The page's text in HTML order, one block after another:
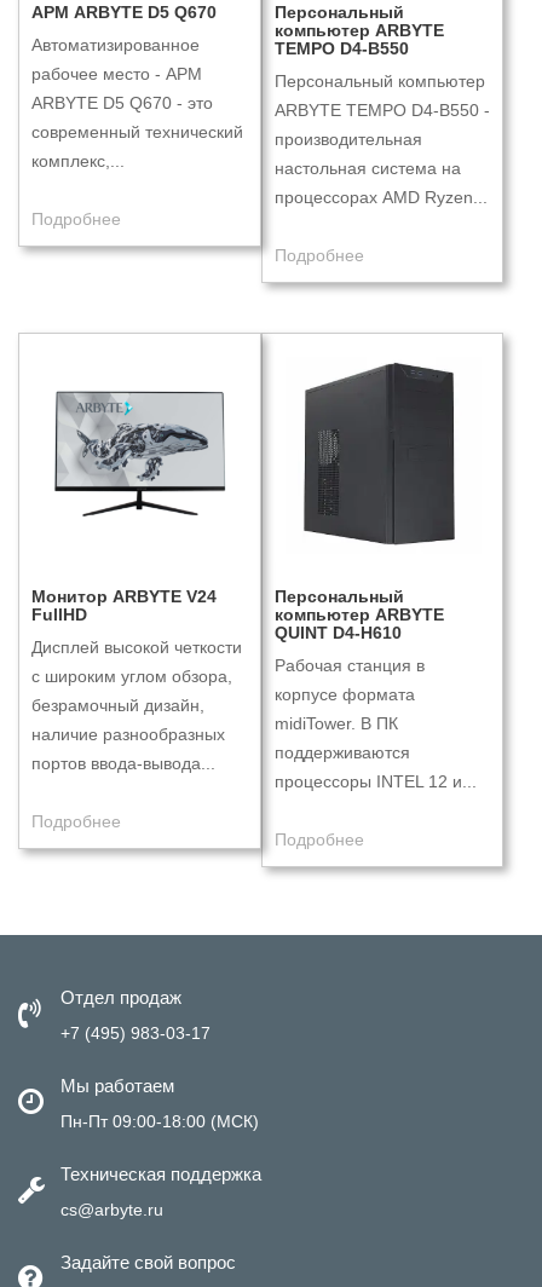
АРМ ARBYTE D5 Q670
Автоматизированное
рабочее место - АРМ
ARBYTE D5 Q670 - это
современный технический
комплекс,...
Подробнее
Персональный
компьютер ARBYTE
TEMPO D4-B550
Персональный компьютер
ARBYTE TEMPO D4-B550 -
производительная
настольная система на
процессорах AMD Ryzen...
Подробнее
Монитор ARBYTE V24
FullHD
Дисплей высокой четкости
с широким углом обзора,
безрамочный дизайн,
наличие разнообразных
портов ввода-вывода...
Подробнее
Персональный
компьютер ARBYTE
QUINT D4-H610
Рабочая станция в
корпусе формата
midiTower. В ПК
поддерживаются
процессоры INTEL 12 и...
Подробнее
Отдел продаж
+7 (495) 983-03-17
Мы работаем
Пн-Пт 09:00-18:00 (МСК)
Техническая поддержка
cs@arbyte.ru
Задайте свой вопрос